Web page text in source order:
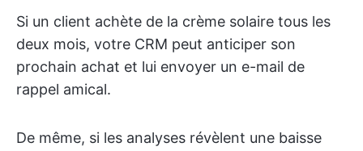
Si un client achète de la crème solaire tous les
deux mois, votre CRM peut anticiper son
prochain achat et lui envoyer un e-mail de
rappel amical.
De même, si les analyses révèlent une baisse